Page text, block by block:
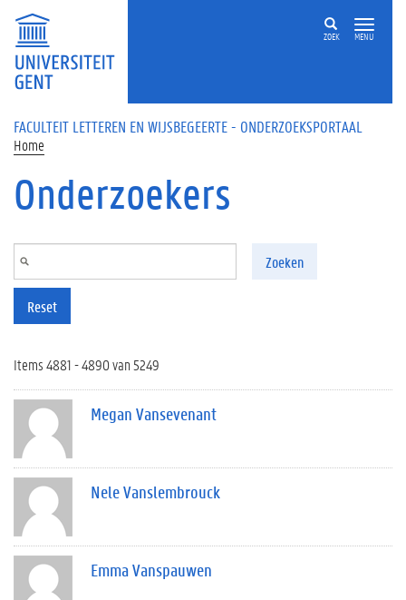
Overslaan en naar de inhoud gaan
ZOEK MENU
FACULTEIT LETTEREN EN WIJSBEGEERTE - ONDERZOEKSPORTAAL
Home
Onderzoekers
Zoeken
Reset
Items 4881 - 4890 van 5249
Megan Vansevenant
Nele Vanslembrouck
Emma Vanspauwen